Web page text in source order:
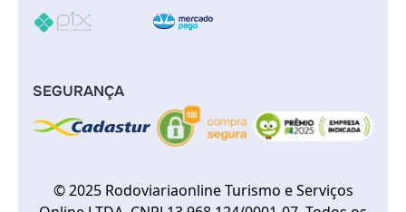
SEGURANÇA
© 2025 Rodoviariaonline Turismo e Serviços